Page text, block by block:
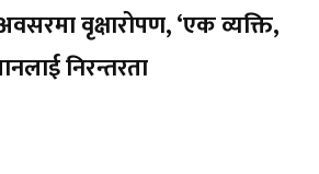
वृक्षारोपण, ‘एक व्यक्ति,
निरन्तरता